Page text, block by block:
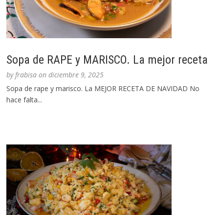
Sopa de RAPE y MARISCO. La mejor receta
byfrabisa ondiciembre 9, 2025
Sopa de rape y marisco. La MEJOR RECETA DE NAVIDAD No
hace falta...